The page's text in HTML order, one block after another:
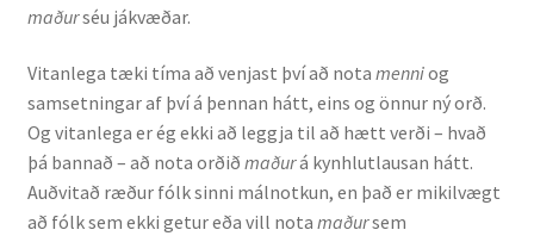
Önnur ritverk
Ritrýndar greinar
Óritrýnt fræðilegt efni
Málfarspistlar
maðurséu jákvæðar.
Vitanlega tæki tíma að venjast því að nota menniog
samsetningar af því á þennan hátt, eins og önnur ný orð.
Og vitanlega er ég ekki að leggja til að hætt verði – hvað
þá bannað – að nota orðið maðurá kynhlutlausan hátt.
Auðvitað ræður fólk sinni málnotkun, en það er mikilvægt
að fólk sem ekki getur eða vill nota maðursem